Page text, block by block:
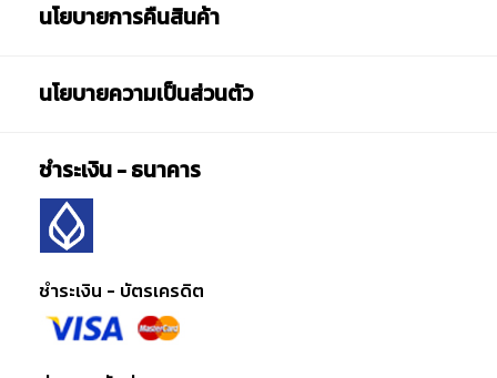
นโยบายการคืนสินค้า
นโยบายความเป็นส่วนตัว
ชำระเงิน - ธนาคาร
ชำระเงิน - บัตรเครดิต